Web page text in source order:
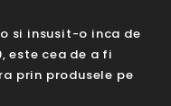
si insusit-o inca de
este cea de a fi
prin produsele pe